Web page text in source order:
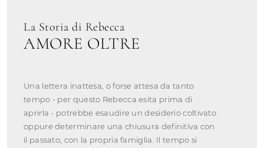
La Storia di Rebecca
AMORE OLTRE
Una lettera inattesa, o forse attesa da tanto
tempo - per questo Rebecca esita prima di
aprirla - potrebbe esaudire un desiderio coltivato
oppure determinare una chiusura definitiva con
il passato, con la propria famiglia. Il tempo si